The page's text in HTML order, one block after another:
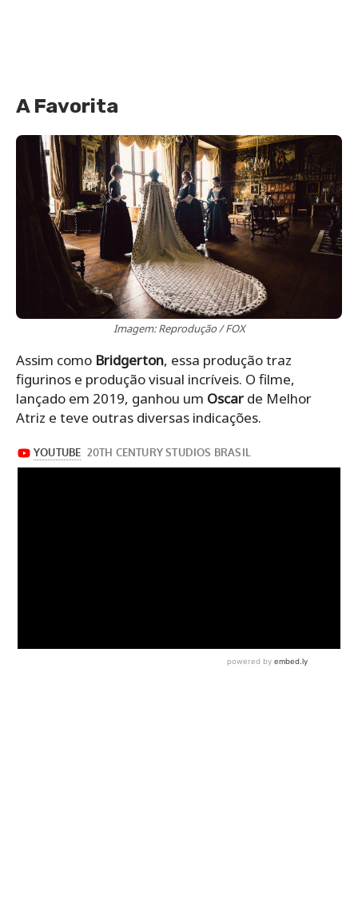
A Favorita
Imagem: Reprodução / FOX
Assim como Bridgerton, essa produção traz
figurinos e produção visual incríveis. O filme,
lançado em 2019, ganhou um Oscar de Melhor
Atriz e teve outras diversas indicações.